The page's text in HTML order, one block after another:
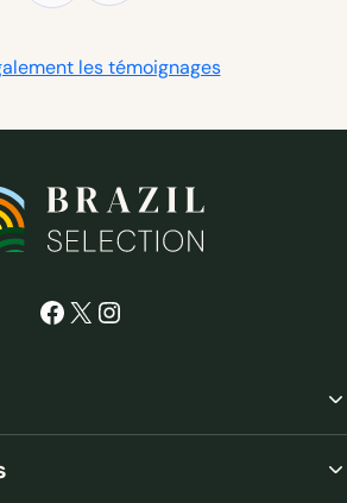
jonctions et trajets très efficaces.
les témoignages
Facebook
X Instagram